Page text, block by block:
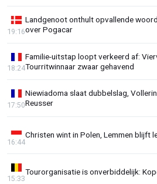
Landgenoot onthult opvallende
over Pogacar
19:16
Familie-uitstap loopt verkeerd af:
Tourritwinnaar zwaar gehavend
18:24
Niewiadoma slaat dubbelslag,
Reusser
17:50
Christen wint in Polen, Lemmen blijft
16:44
Tourorganisatie is onverbiddelijk:
15:33